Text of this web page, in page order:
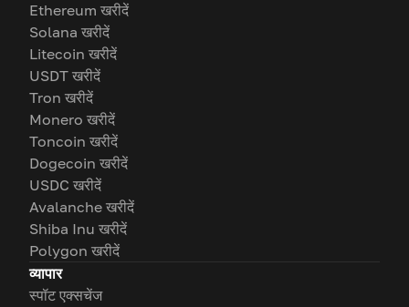
Ethereum खरीदें
Solana खरीदें
Litecoin खरीदें
USDT खरीदें
Tron खरीदें
Monero खरीदें
Toncoin खरीदें
Dogecoin खरीदें
USDC खरीदें
Avalanche खरीदें
Shiba Inu खरीदें
Polygon खरीदें
व्यापार
स्पॉट एक्सचेंज